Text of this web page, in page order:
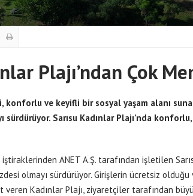
Plajı’ndan Çok
konforlu ve keyifli bir sosyal yaşam alanı
sürdürüyor. Sarısu Kadınlar Plajı’nda
ANET A.Ş. tarafından işletilen
olmayı sürdürüyor. Girişlerin ücretsiz
veren Kadınlar Plajı, ziyaretçiler tarafından